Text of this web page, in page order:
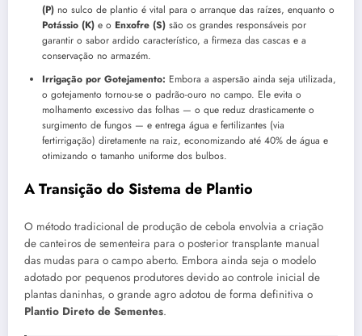
(P) no sulco de plantio é vital para o arranque das raízes, enquanto o
Potássio (K) e o Enxofre (S) são os grandes responsáveis por
garantir o sabor ardido característico, a firmeza das cascas e a
conservação no armazém.
Irrigação por Gotejamento: Embora a aspersão ainda seja utilizada,
o gotejamento tornou-se o padrão-ouro no campo. Ele evita o
molhamento excessivo das folhas — o que reduz drasticamente o
surgimento de fungos — e entrega água e fertilizantes (via
fertirrigação) diretamente na raiz, economizando até 40% de água e
otimizando o tamanho uniforme dos bulbos.
A Transição do Sistema de Plantio
O método tradicional de produção de cebola envolvia a criação
de canteiros de sementeira para o posterior transplante manual
das mudas para o campo aberto. Embora ainda seja o modelo
adotado por pequenos produtores devido ao controle inicial de
plantas daninhas, o grande agro adotou de forma definitiva o
Plantio Direto de Sementes.